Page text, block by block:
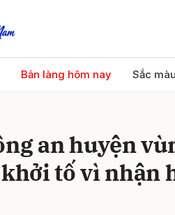
Bản làng hôm nay Sắc
an huyện
tố vì nhận
bình luận